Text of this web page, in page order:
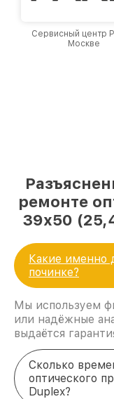
Сервисный центр
Москве
ремонте
39x50
Какие именно
починке?
Мы используем
или надёжные
выдаётся
Сколько
оптического
Duplex?